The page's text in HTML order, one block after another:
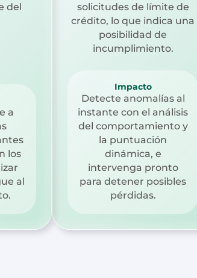
del
a
los
al
solicitudes de límite de
crédito, lo que indica una
posibilidad de
incumplimiento.
Impacto
Detecte anomalías al
instante con el análisis
del comportamiento y
la puntuación
dinámica, e
intervenga pronto
para detener posibles
pérdidas.